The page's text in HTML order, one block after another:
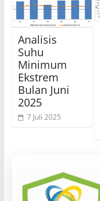
Analisis
Suhu
Minimum
Ekstrem
Bulan Juni
2025
7 Juli 2025